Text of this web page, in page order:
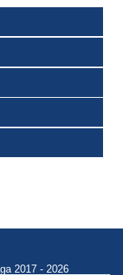
2017 - 2026